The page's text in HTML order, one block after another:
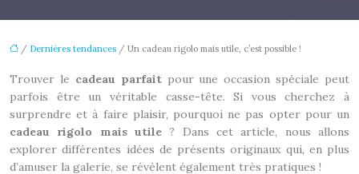
/ Dernières tendances / Un cadeau rigolo mais utile, c’est possible !
Trouver le cadeau parfaitpour une occasion spéciale peut
parfois être un véritable casse-tête. Si vous cherchez à
surprendre et à faire plaisir, pourquoi ne pas opter pour un
cadeau rigolo mais utile ? Dans cet article, nous allons
explorer différentes idées de présents originaux qui, en plus
d’amuser la galerie, se révèlent également très pratiques !